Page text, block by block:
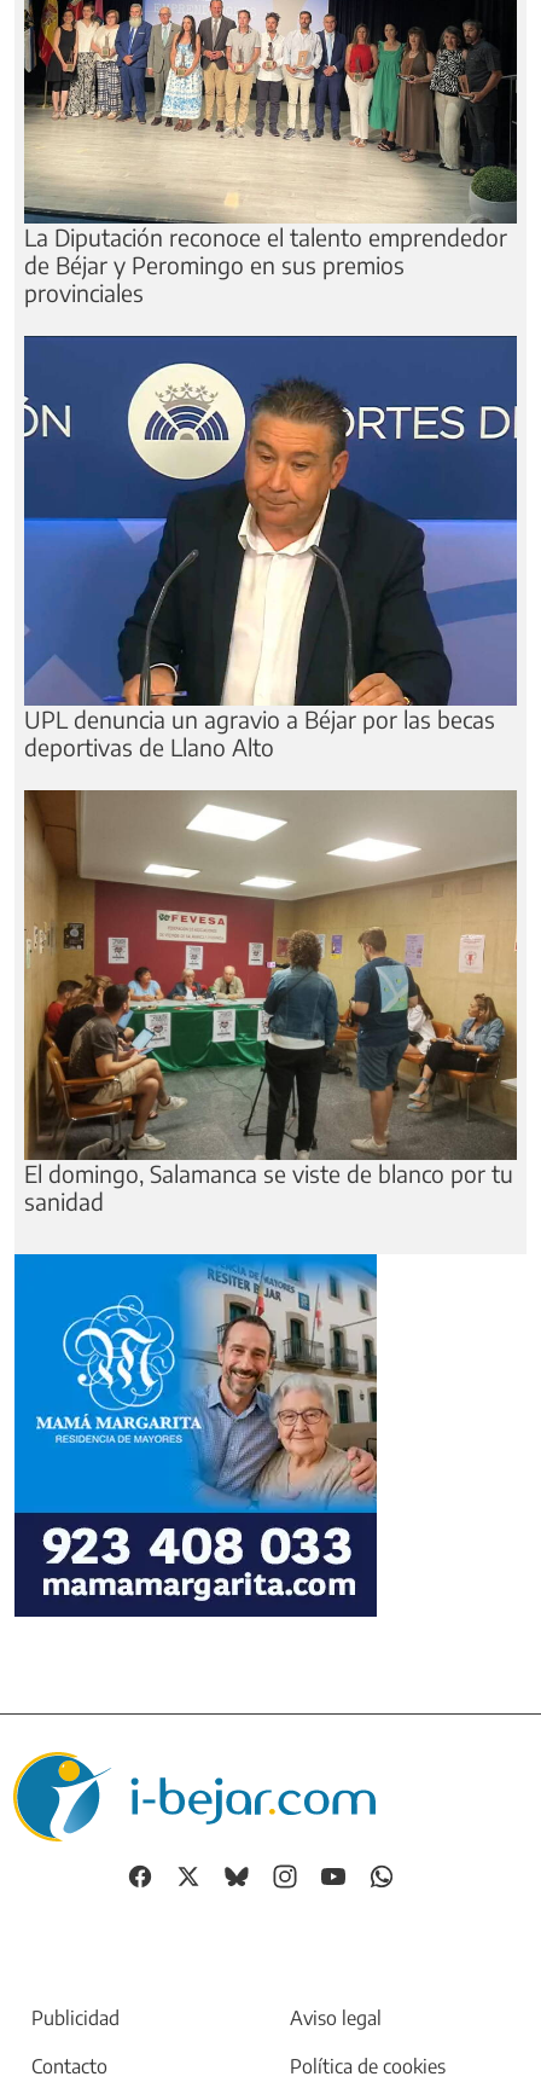
Noticias relacionadas
Salamanca estrena La Vertical, una carrera
nocturna pionera en España
Devoción y festejos taurinos, unidos en una
conferencia celebrada en Béjar
El Plan Veo suma 2.331 solicitudes en Salamanca
en seis meses